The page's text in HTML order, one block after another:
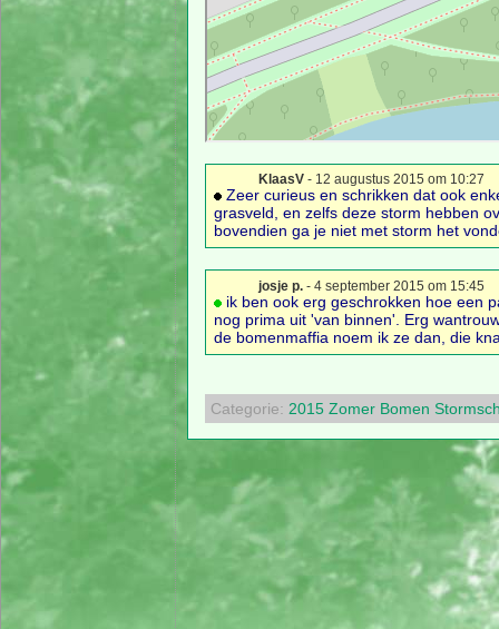
KlaasV- 12 augustus 2015 om 10:27
Zeer curieus en schrikken dat ook
grasveld, en zelfs deze storm hebben
bovendien ga je niet met storm het
josje p.- 4 september 2015 om 15:45
ik ben ook erg geschrokken hoe een
nog prima uit 'van binnen'. Erg
de bomenmaffia noem ik ze dan, die
Categorie: 2015 Zomer Bomen